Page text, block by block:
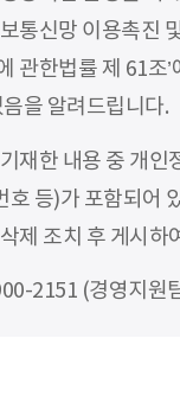
통신망 이용촉진
관한법률 제 61조’
을 알려드립니다.
재한 내용 중 개인
호 등)가 포함되어
제 조치 후 게시하
2151 (경영지원